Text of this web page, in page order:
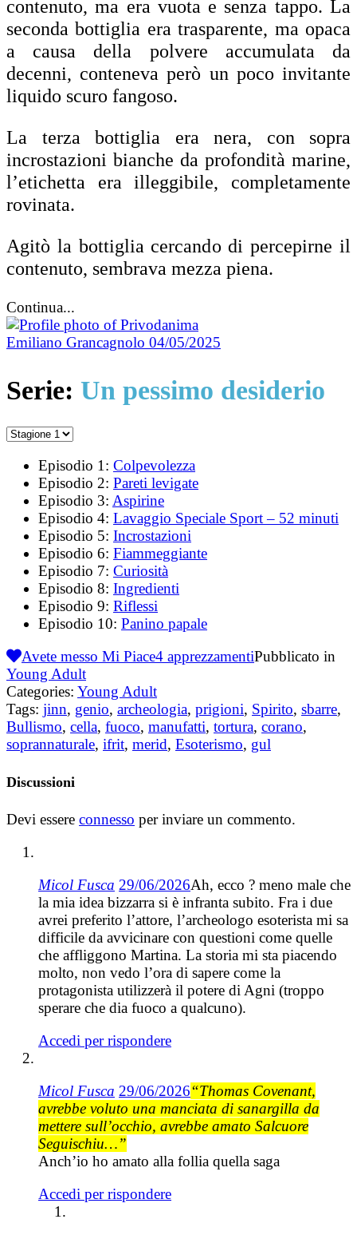
contenuto, ma era vuota e senza tappo. La
seconda bottiglia era trasparente, ma opaca
a causa della polvere accumulata da
decenni, conteneva però un poco invitante
liquido scuro fangoso.
La terza bottiglia era nera, con sopra
incrostazioni bianche da profondità marine,
l’etichetta era illeggibile, completamente
rovinata.
Agitò la bottiglia cercando di percepirne il
contenuto, sembrava mezza piena.
Continua...
Emiliano Grancagnolo 04/05/2025
Serie: Un pessimo desiderio
Episodio 1: Colpevolezza
Episodio 2: Pareti levigate
Episodio 3: Aspirine
Episodio 4: Lavaggio Speciale Sport – 52 minuti
Episodio 5: Incrostazioni
Episodio 6: Fiammeggiante
Episodio 7: Curiosità
Episodio 8: Ingredienti
Episodio 9: Riflessi
Episodio 10: Panino papale
Avete messo Mi Piace4 apprezzamentiPubblicato in
Young Adult
Categories: Young Adult
Tags: jinn, genio, archeologia, prigioni, Spirito, sbarre,
Bullismo, cella, fuoco, manufatti, tortura, corano,
soprannaturale, ifrit, merid, Esoterismo, gul
Discussioni
Devi essere connesso per inviare un commento.
Micol Fusca 29/06/2026Ah, ecco ? meno male che
la mia idea bizzarra si è infranta subito. Fra i due
avrei preferito l’attore, l’archeologo esoterista mi sa
difficile da avvicinare con questioni come quelle
che affliggono Martina. La storia mi sta piacendo
molto, non vedo l’ora di sapere come la
protagonista utilizzerà il potere di Agni (troppo
sperare che dia fuoco a qualcuno).
Accedi per rispondere
Micol Fusca 29/06/2026“Thomas Covenant,
avrebbe voluto una manciata di sanargilla da
mettere sull’occhio, avrebbe amato Salcuore
Seguischiu…”
Anch’io ho amato alla follia quella saga
Accedi per rispondere